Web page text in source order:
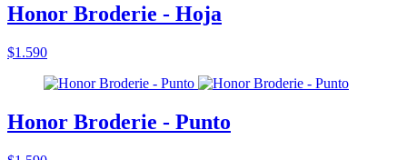
Honor Broderie - Hoja
$1.590
Honor Broderie - Punto